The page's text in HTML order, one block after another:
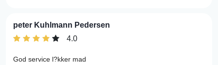
peter Kuhlmann Pedersen
4.0
God service l?kker mad